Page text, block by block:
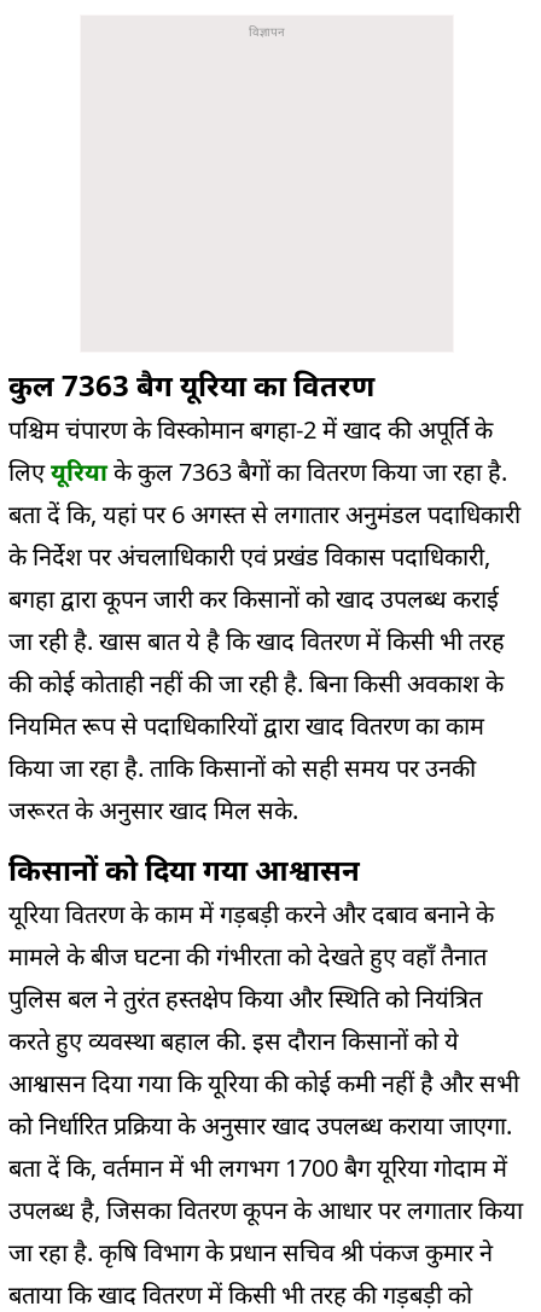
कुल 7363 बैग यूरिया का वितरण
पश्चिम चंपारण के विस्कोमान बगहा-2 में खाद की अपूर्ति के
लिएयूरियाके कुल 7363 बैगों का वितरण किया जा रहा है.
बता दें कि, यहां पर 6 अगस्त से लगातार अनुमंडल पदाधिकारी
के निर्देश पर अंचलाधिकारी एवं प्रखंड विकास पदाधिकारी,
बगहा द्वारा कूपन जारी कर किसानों को खाद उपलब्ध कराई
जा रही है. खास बात ये है कि खाद वितरण में किसी भी तरह
की कोई कोताही नहीं की जा रही है. बिना किसी अवकाश के
नियमित रूप से पदाधिकारियों द्वारा खाद वितरण का काम
किया जा रहा है. ताकि किसानों को सही समय पर उनकी
जरूरत के अनुसार खाद मिल सके.
किसानों को दिया गया आश्वासन
यूरिया वितरण के काम में गड़बड़ी करने और दबाव बनाने के
मामले के बीज घटना की गंभीरता को देखते हुए वहाँ तैनात
पुलिस बल ने तुरंत हस्तक्षेप किया और स्थिति को नियंत्रित
करते हुए व्यवस्था बहाल की. इस दौरान किसानों को ये
आश्वासन दिया गया कि यूरिया की कोई कमी नहीं है और सभी
को निर्धारित प्रक्रिया के अनुसार खाद उपलब्ध कराया जाएगा.
बता दें कि, वर्तमान में भी लगभग 1700 बैग यूरिया गोदाम में
उपलब्ध है, जिसका वितरण कूपन के आधार पर लगातार किया
जा रहा है. कृषि विभाग के प्रधान सचिव श्री पंकज कुमार ने
बताया कि खाद वितरण में किसी भी तरह की गड़बड़ी को